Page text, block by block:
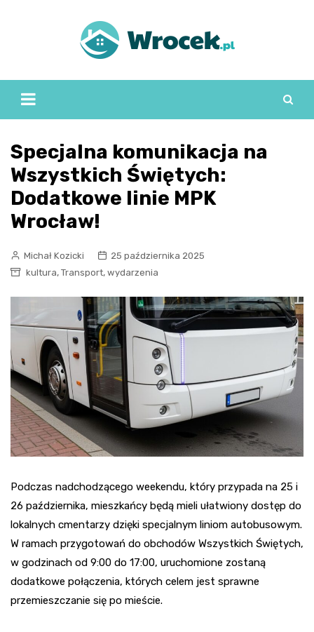
Specjalna komunikacja na
Wszystkich Świętych:
Dodatkowe linie MPK
Wrocław!
Michał Kozicki
25 października 2025
kultura, Transport, wydarzenia
Podczas nadchodzącego weekendu, który przypada na 25 i
26 października, mieszkańcy będą mieli ułatwiony dostęp do
lokalnych cmentarzy dzięki specjalnym liniom autobusowym.
W ramach przygotowań do obchodów Wszystkich Świętych,
w godzinach od 9:00 do 17:00, uruchomione zostaną
dodatkowe połączenia, których celem jest sprawne
przemieszczanie się po mieście.